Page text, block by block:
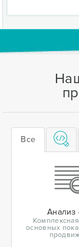
Все
Анализ
основных